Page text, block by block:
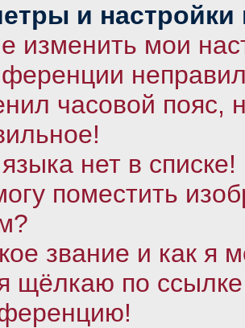
и настройки
изменить мои
часовой пояс,
нет в списке!
поместить
звание и как я
щёлкаю по